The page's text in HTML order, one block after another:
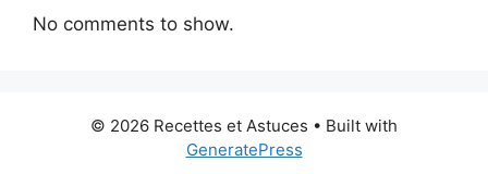
No comments to show.
© 2026 Recettes et Astuces • Built with
GeneratePress